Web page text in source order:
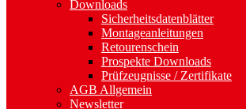
Downloads
Sicherheitsdatenblätter
Montageanleitungen
Retourenschein
Prospekte Downloads
Prüfzeugnisse / Zertifikate
AGB Allgemein
Newsletter